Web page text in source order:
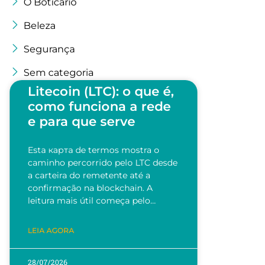
Beleza
Segurança
Sem categoria
Litecoin (LTC): o que é,
como funciona a rede
e para que serve
Esta карта de termos mostra o
caminho percorrido pelo LTC desde
a carteira do remetente até a
confirmação na blockchain. A
leitura mais útil começa pelo…
LEIA AGORA
28/07/2026